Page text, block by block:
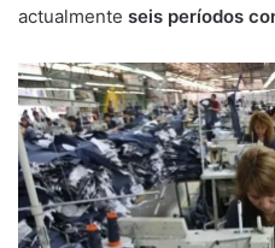
actualmente seis períodos